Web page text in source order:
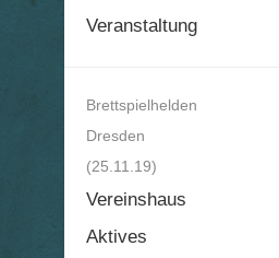
Veranstaltung
Brettspielhelden
Dresden
(25.11.19)
Vereinshaus
Aktives